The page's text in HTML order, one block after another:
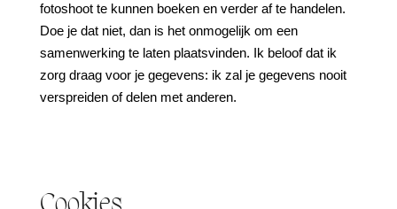
fotoshoot te kunnen boeken en verder af te handelen.
Doe je dat niet, dan is het onmogelijk om een
samenwerking te laten plaatsvinden. Ik beloof dat ik
zorg draag voor je gegevens: ik zal je gegevens nooit
verspreiden of delen met anderen.